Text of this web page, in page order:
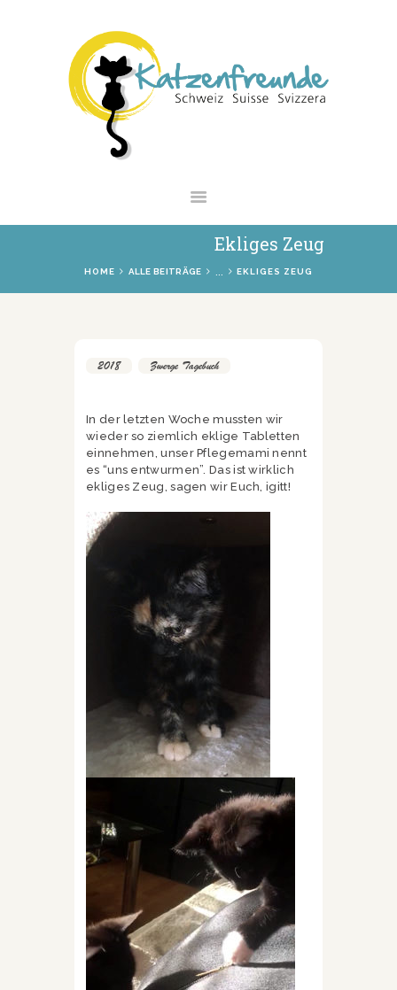
Ekliges Zeug
HOME ALLE BEITRÄGE EKLIGES ZEUG
NEWS
VERMITTLUNG
INTERESSANTES
SHOP
2018 Zwerge Tagebuch
In der letzten Woche mussten wir
wieder so ziemlich eklige Tabletten
einnehmen, unser Pflegemami nennt
es “uns entwurmen”. Das ist wirklich
ekliges Zeug, sagen wir Euch, igitt!